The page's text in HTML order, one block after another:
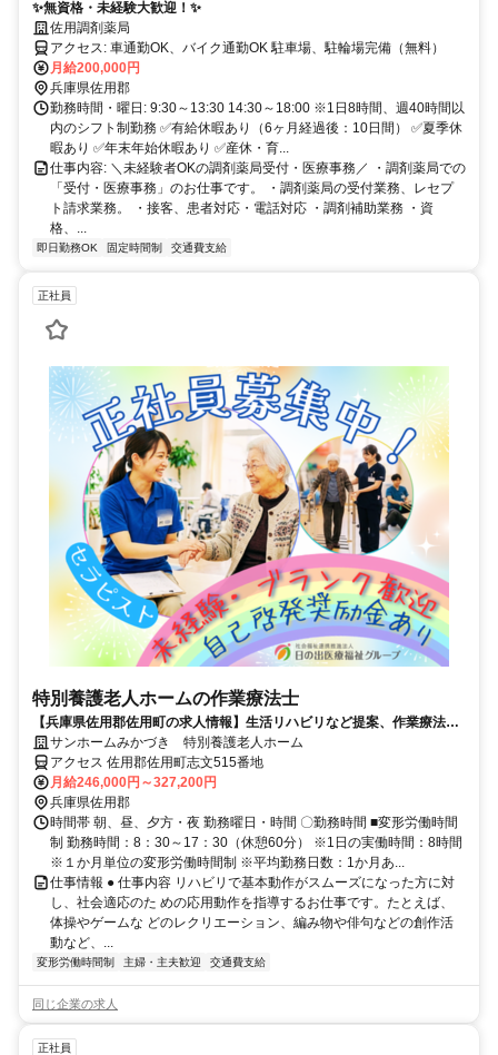
✨無資格・未経験大歓迎！✨
佐用調剤薬局
アクセス: 車通勤OK、バイク通勤OK 駐車場、駐輪場完備（無料）
月給200,000円
兵庫県佐用郡
勤務時間・曜日: 9:30～13:30 14:30～18:00 ※1日8時間、週40時間以
内のシフト制勤務 ✅有給休暇あり（6ヶ月経過後：10日間） ✅夏季休
暇あり ✅年末年始休暇あり ✅産休・育...
仕事内容: ＼未経験者OKの調剤薬局受付・医療事務／ ・調剤薬局での
「受付・医療事務」のお仕事です。 ・調剤薬局の受付業務、レセプ
ト請求業務。 ・接客、患者対応・電話対応 ・調剤補助業務 ・資
格、...
即日勤務OK 固定時間制 交通費支給
正社員
特別養護老人ホームの作業療法士
【兵庫県佐用郡佐用町の求人情報】生活リハビリなど提案、作業療法
士・正社員の求人
サンホームみかづき 特別養護老人ホーム
アクセス 佐用郡佐用町志文515番地
月給246,000円～327,200円
兵庫県佐用郡
時間帯 朝、昼、夕方・夜 勤務曜日・時間 〇勤務時間 ■変形労働時間
制 勤務時間：8：30～17：30（休憩60分） ※1日の実働時間：8時間
※１か月単位の変形労働時間制 ※平均勤務日数：1か月あ...
仕事情報 ● 仕事内容 リハビリで基本動作がスムーズになった方に対
し、社会適応のた めの応用動作を指導するお仕事です。たとえば、
体操やゲームな どのレクリエーション、編み物や俳句などの創作活
動など、...
変形労働時間制 主婦・主夫歓迎 交通費支給
同じ企業の求人
正社員